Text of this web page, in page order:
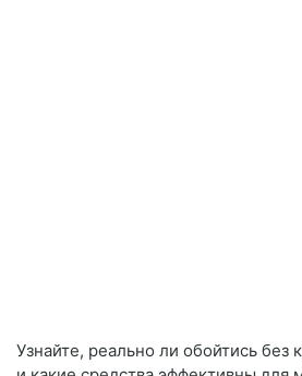
Узнайте, реально ли обойтись без